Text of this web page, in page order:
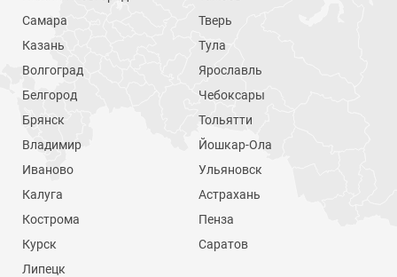
Самара
Казань
Волгоград
Белгород
Брянск
Владимир
Иваново
Калуга
Кострома
Курск
Липецк
Тверь
Тула
Ярославль
Чебоксары
Тольятти
Йошкар-Ола
Ульяновск
Астрахань
Пенза
Саратов